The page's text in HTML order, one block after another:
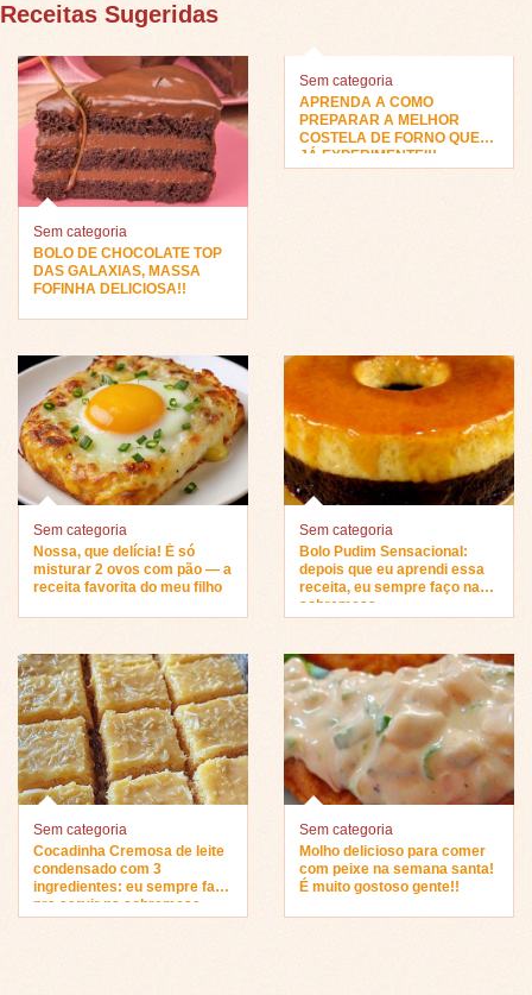
Receitas Sugeridas
Sem categoria
BOLO DE CHOCOLATE TOP
DAS GALAXIAS, MASSA
FOFINHA DELICIOSA!!
Sem categoria
APRENDA A COMO
PREPARAR A MELHOR
COSTELA DE FORNO QUE
JÁ EXPERIMENTEI!!
Sem categoria
Nossa, que delícia! É só
misturar 2 ovos com pão — a
receita favorita do meu filho
Sem categoria
Bolo Pudim Sensacional:
depois que eu aprendi essa
receita, eu sempre faço na
sobremesa…
Sem categoria
Cocadinha Cremosa de leite
condensado com 3
ingredientes: eu sempre faço
pra servir na sobremesa…
Sem categoria
Molho delicioso para comer
com peixe na semana santa!
É muito gostoso gente!!